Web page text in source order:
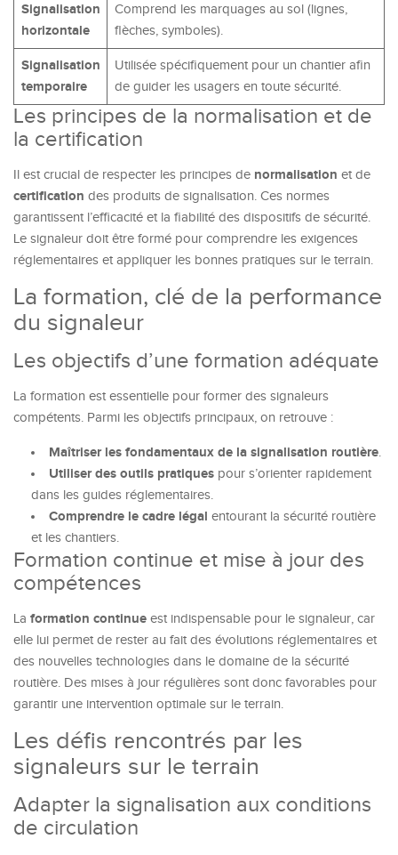
Signalisation
horizontale
Comprend les marquages au sol (lignes,
flèches, symboles).
Signalisation
temporaire
Utilisée spécifiquement pour un chantier afin
de guider les usagers en toute sécurité.
Les principes de la normalisation et de
la certification
Il est crucial de respecter les principes de normalisation et de
certification des produits de signalisation. Ces normes
garantissent l’efficacité et la fiabilité des dispositifs de sécurité.
Le signaleur doit être formé pour comprendre les exigences
réglementaires et appliquer les bonnes pratiques sur le terrain.
La formation, clé de la performance
du signaleur
Les objectifs d’une formation adéquate
La formation est essentielle pour former des signaleurs
compétents. Parmi les objectifs principaux, on retrouve :
Maîtriser les fondamentaux de la signalisation routière.
Utiliser des outils pratiques pour s’orienter rapidement
dans les guides réglementaires.
Comprendre le cadre légal entourant la sécurité routière
et les chantiers.
Formation continue et mise à jour des
compétences
La formation continue est indispensable pour le signaleur, car
elle lui permet de rester au fait des évolutions réglementaires et
des nouvelles technologies dans le domaine de la sécurité
routière. Des mises à jour régulières sont donc favorables pour
garantir une intervention optimale sur le terrain.
Les défis rencontrés par les
signaleurs sur le terrain
Adapter la signalisation aux conditions
de circulation